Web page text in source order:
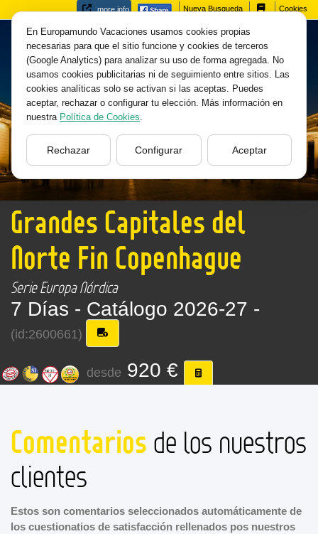
more info Nueva Busqueda Cookies
Grandes Capitales del
Norte Fin Copenhague
Serie Europa Nórdica
7 Días - Catálogo 2026-27 -
(id:2600661)
desde 920 €
Comentarios de los nuestros
clientes
Estos son comentarios seleccionados automáticamente de
los cuestionatios de satisfacción rellenados pos nuestros
En Europamundo Vacaciones usamos cookies propias
necesarias para que el sitio funcione y cookies de terceros
(Google Analytics) para analizar su uso de forma agregada. No
usamos cookies publicitarias ni de seguimiento entre sitios. Las
cookies analíticas solo se activan si las aceptas. Puedes
aceptar, rechazar o configurar tu elección. Más información en
nuestra Política de Cookies.
Rechazar Configurar Aceptar